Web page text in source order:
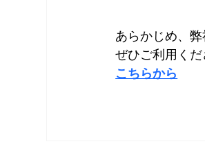
あらかじめ、
ぜひご利用くだ
こちらから